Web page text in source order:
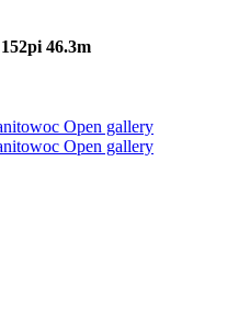
152pi 46.3m
Open gallery
Open gallery